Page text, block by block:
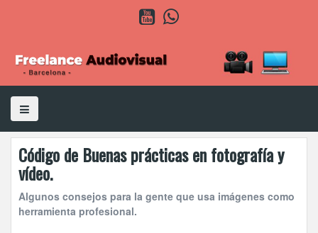
t
Y
o
b
Código de Buenas prácticas en fotografía y
vídeo.
Algunos consejos para la gente que usa imágenes como
herramienta profesional.